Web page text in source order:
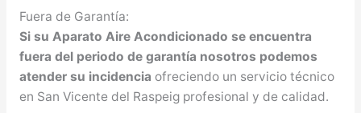
Fuera de Garantía:
Si su Aparato Aire Acondicionado se encuentra
fuera del periodo de garantía nosotros podemos
atender su incidencia ofreciendo un servicio técnico
en San Vicente del Raspeig profesional y de calidad.